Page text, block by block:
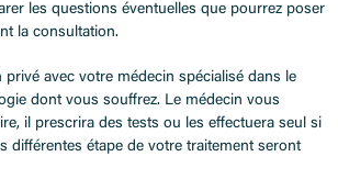
les questions éventuelles que pourrez poser
la consultation.
privé avec votre médecin spécialisé dans le
dont vous souffrez. Le médecin vous
il prescrira des tests ou les effectuera seul si
différentes étape de votre traitement seront